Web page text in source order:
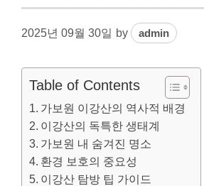
2025년 09월 30일 by admin
Table of Contents
가보원 이강산의 역사적 배경
이강산의 독특한 생태계
가보원 내 숨겨진 명소
환경 보호의 중요성
이강산 탐방 팁 가이드